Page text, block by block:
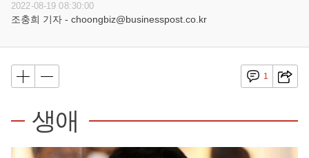
2022-08-19 08:30:00
조충희 기자 - choongbiz@businesspost.co.kr
1
생애